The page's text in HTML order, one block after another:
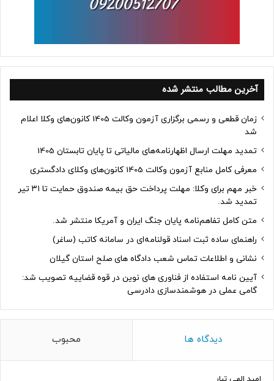
آخرین مطالب منتشر شده
زمان قطعی و رسمی برگزاری آزمون وکالت 1405 کانون‌های وکلا اعلام
شد
تمدید مهلت ارسال اظهارنامه‌های مالیاتی تا پایان تابستان 1405
معرفی کامل منابع آزمون وکالت 1405 کانون‌های وکلای دادگستری
خبر مهم برای وکلا: مهلت پرداخت حق بیمه صندوق حمایت تا ۳۱ تیر
تمدید شد.
متن کامل تفاهم‌نامه پایان جنگ ایران و آمریکا منتشر شد.
راهنمای ساده ثبت اسناد قولنامه‌ای در سامانه کاتب (ساغر)
نشانی و اطلاعات تماس شعب دادگاه های صلح استان گیلان
آیین نامه استفاده از فناوری های نوین در قوه قضاییه تصویب شد:
گامی عملی در هوشمندسازی دادرسی
دیدگاه ها محبوب